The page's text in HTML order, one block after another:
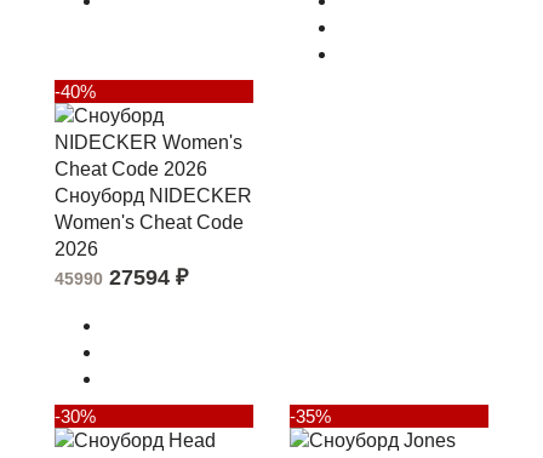
-40%
Сноуборд NIDECKER
Women's Cheat Code
2026
45990 27594 ₽
-30% -35%